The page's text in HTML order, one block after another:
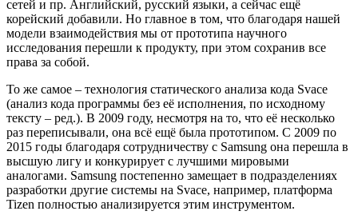
сетей и пр. Английский, русский языки, а сейчас ещё
корейский добавили. Но главное в том, что благодаря нашей
модели взаимодействия мы от прототипа научного
исследования перешли к продукту, при этом сохранив все
права за собой.
То же самое – технология статического анализа кода Svace
(анализ кода программы без её исполнения, по исходному
тексту – ред.). В 2009 году, несмотря на то, что её несколько
раз переписывали, она всё ещё была прототипом. С 2009 по
2015 годы благодаря сотрудничеству с Samsung она перешла в
высшую лигу и конкурирует с лучшими мировыми
аналогами. Samsung постепенно замещает в подразделениях
разработки другие системы на Svace, например, платформа
Tizen полностью анализируется этим инструментом.